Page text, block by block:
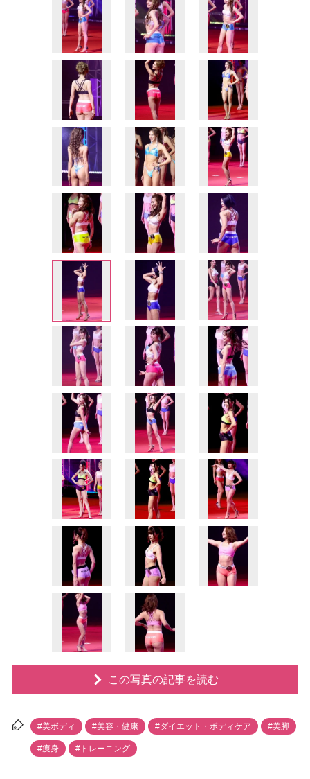
この写真の記事を読む
#美ボディ #美容・健康 #ダイエット・ボディケア #美脚
#痩身 #トレーニング